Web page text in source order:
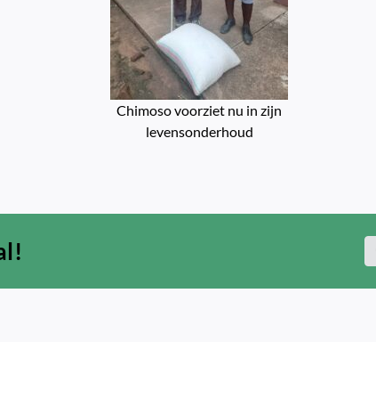
Chimoso voorziet nu in zijn
levensonderhoud